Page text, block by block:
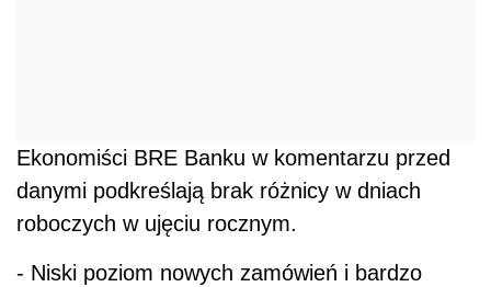
Ekonomiści BRE Banku w komentarzu przed
danymi podkreślają brak różnicy w dniach
roboczych w ujęciu rocznym.
- Niski poziom nowych zamówień i bardzo